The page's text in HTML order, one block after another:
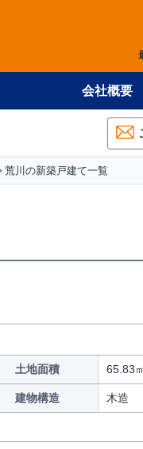
会社概要
荒川の新築戸建て一覧
土地面積 65.83
建物構造 木造